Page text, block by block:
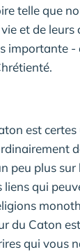
telle que
et de leurs
importante -
est
peu plus sur
liens qui
du Caton
qui vous